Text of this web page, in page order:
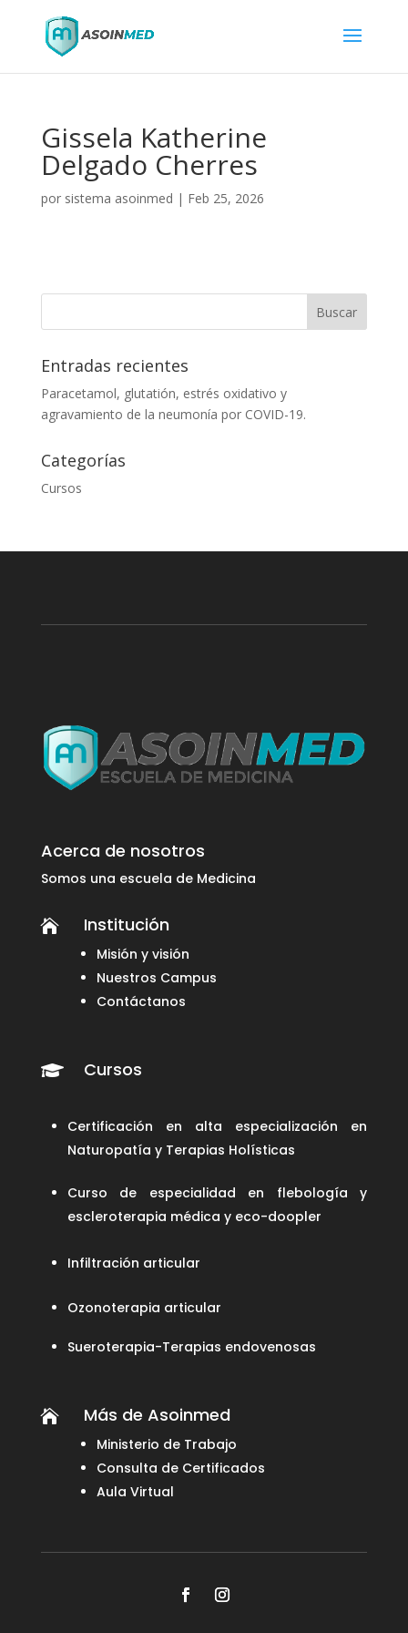
Gissela Katherine
Delgado Cherres
por sistema asoinmed | Feb 25, 2026
Entradas recientes
Paracetamol, glutatión, estrés oxidativo y
agravamiento de la neumonía por COVID-19.
Categorías
Cursos
Acerca de nosotros
Somos una escuela de Medicina
 Institución
Misión y visión
Nuestros Campus
Contáctanos
 Cursos
Certificación en alta especialización en
Naturopatía y Terapias Holísticas
Curso de especialidad en flebología y
escleroterapia médica y eco-doopler
Infiltración articular
Ozonoterapia articular
Sueroterapia-Terapias endovenosas
 Más de Asoinmed
Ministerio de Trabajo
Consulta de Certificados
Aula Virtual